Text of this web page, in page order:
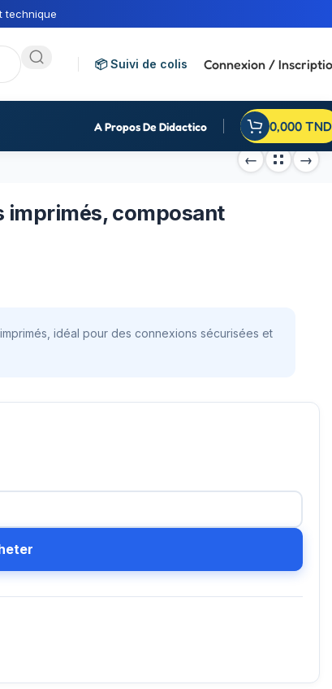
technique
📦 Suivi de colis Connexion /
A Propos De Didactico 0,000 TND
imprimés, composant
idéal pour des connexions sécurisées et